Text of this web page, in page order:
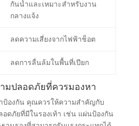
กันน้ำและเหมาะสำหรับงาน
กลางแจ้ง
ลดความเสี่ยงจากไฟฟ้าช็อต
ลดการลื่นล้มในพื้นที่เปียก
ปลอดภัยที่ควรมองหา
ป้องกัน คุณควรให้ความสำคัญกับ
ดภัยที่มีในรองเท้า เช่น แผ่นป้องกัน